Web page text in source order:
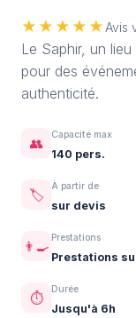
★★★★★ Avis
Le Saphir, un
pour des
authenticité.
👥 Capacité max
140 pers.
🏷️ À partir de
sur devis
👨‍🍳 Prestations
Prestations
⏱️ Durée
Jusqu'à 6h